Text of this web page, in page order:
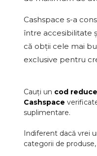
Cashspace s-a
între accesibilitate
că obții cele mai
exclusive pentru
Cauți un cod
Cashspace
suplimentare.
Indiferent dacă vrei
categorii de